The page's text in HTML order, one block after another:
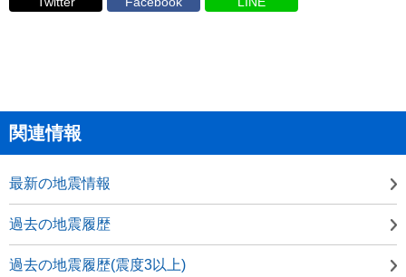
関連情報
最新の地震情報
過去の地震履歴
過去の地震履歴(震度3以上)